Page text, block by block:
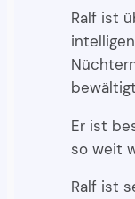
Ralf ist
Er ist
so weit
Ralf ist